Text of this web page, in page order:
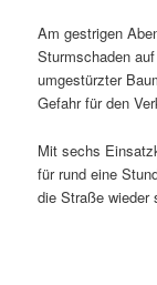
Am gestrigen
Sturmschaden
umgestürzter
Gefahr für den
Mit sechs
für rund eine
die Straße wieder